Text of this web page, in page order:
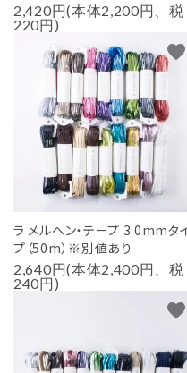
SHOP
CONTACT
お問い合わせ
2,420円(本体2,200円、税
220円)
ラ メルヘン・テープ 3.0mmタ
プ（50m）※別値あり
2,640円(本体2,400円、税
240円)
favorite
favorite